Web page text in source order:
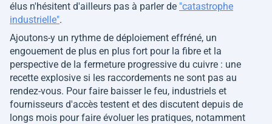
élus n'hésitent d'ailleurs pas à parler de "catastrophe
industrielle".
Ajoutons-y un rythme de déploiement effréné, un
engouement de plus en plus fort pour la fibre et la
perspective de la fermeture progressive du cuivre : une
recette explosive si les raccordements ne sont pas au
rendez-vous. Pour faire baisser le feu, industriels et
fournisseurs d'accès testent et des discutent depuis de
longs mois pour faire évoluer les pratiques, notamment